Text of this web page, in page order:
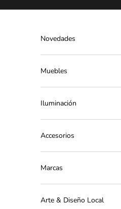
Novedades
Muebles
Iluminación
Accesorios
Marcas
Arte & Diseño Local